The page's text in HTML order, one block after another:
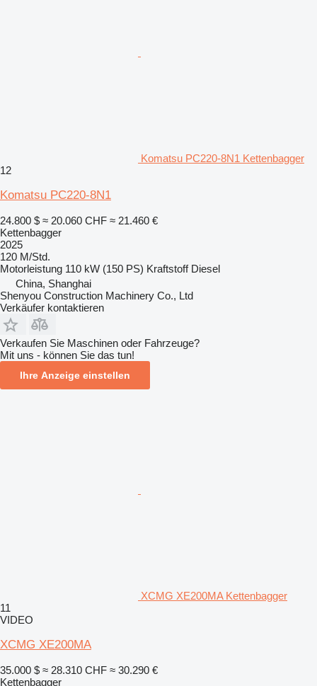
Komatsu PC220-8N1 Kettenbagger
12
Komatsu PC220-8N1
24.800 $ ≈ 20.060 CHF ≈ 21.460 €
Kettenbagger
2025
120 M/Std.
Motorleistung 110 kW (150 PS) Kraftstoff Diesel
China, Shanghai
Shenyou Construction Machinery Co., Ltd
Verkäufer kontaktieren
Verkaufen Sie Maschinen oder Fahrzeuge?
Mit uns - können Sie das tun!
Ihre Anzeige einstellen
XCMG XE200MA Kettenbagger
11
VIDEO
XCMG XE200MA
35.000 $ ≈ 28.310 CHF ≈ 30.290 €
Kettenbagger